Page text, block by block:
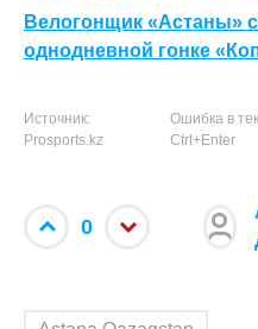
Велогонщик «Астаны»
однодневной гонке
Источник:
Prosports.kz
Ошибка в
Ctrl+Enter
0